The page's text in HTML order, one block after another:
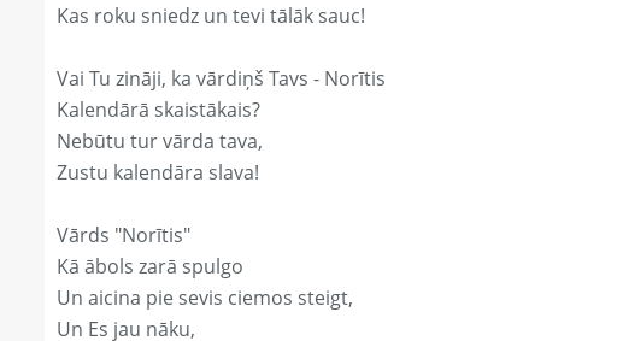
Kas roku sniedz un tevi tālāk sauc!
Vai Tu zināji, ka vārdiņš Tavs - Norītis
Kalendārā skaistākais?
Nebūtu tur vārda tava,
Zustu kalendāra slava!
Vārds "Norītis"
Kā ābols zarā spulgo
Un aicina pie sevis ciemos steigt,
Un Es jau nāku,